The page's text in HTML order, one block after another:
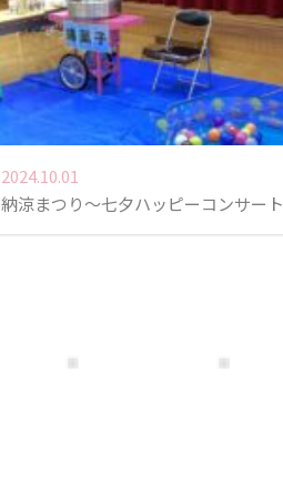
2024.10.01
納涼まつり〜七夕ハッピーコンサート